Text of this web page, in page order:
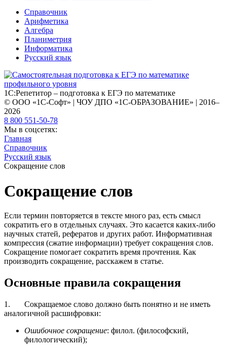
Справочник
Арифметика
Алгебра
Планиметрия
Информатика
Русский язык
1С:Репетитор – подготовка к ЕГЭ по математике
© ООО «1С-Софт» | ЧОУ ДПО «1С-ОБРАЗОВАНИЕ» | 2016–
2026
8 800 551-50-78
Мы в соцсетях:
Главная
Справочник
Русский язык
Сокращение слов
Сокращение слов
Если термин повторяется в тексте много раз, есть смысл
сократить его в отдельных случаях. Это касается каких-либо
научных статей, рефератов и других работ. Информативная
компрессия (сжатие информации) требует сокращения слов.
Сокращение помогает сократить время прочтения. Как
производить сокращение, расскажем в статье.
Основные правила сокращения
1. Сокращаемое слово должно быть понятно и не иметь
аналогичной расшифровки:
Ошибочное сокращение: филол. (философский,
филологический);